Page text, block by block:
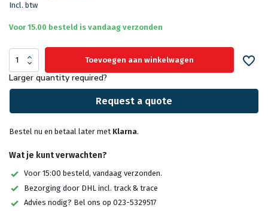
Incl. btw
Voor 15.00 besteld is vandaag verzonden
Toevoegen aan winkelwagen
Larger quantity required?
Request a quote
Bestel nu en betaal later met Klarna.
Wat je kunt verwachten?
Voor 15:00 besteld, vandaag verzonden.
Bezorging door DHL incl. track & trace
Advies nodig? Bel ons op 023-5329517